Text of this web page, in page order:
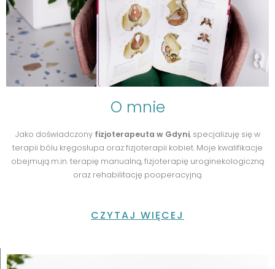
O mnie
Jako doświadczony fizjoterapeuta w Gdyni, specjalizuję się w
terapii bólu kręgosłupa oraz fizjoterapii kobiet. Moje kwalifikacje
obejmują m.in. terapię manualną, fizjoterapię uroginekologiczną
oraz rehabilitację pooperacyjną.
CZYTAJ WIĘCEJ